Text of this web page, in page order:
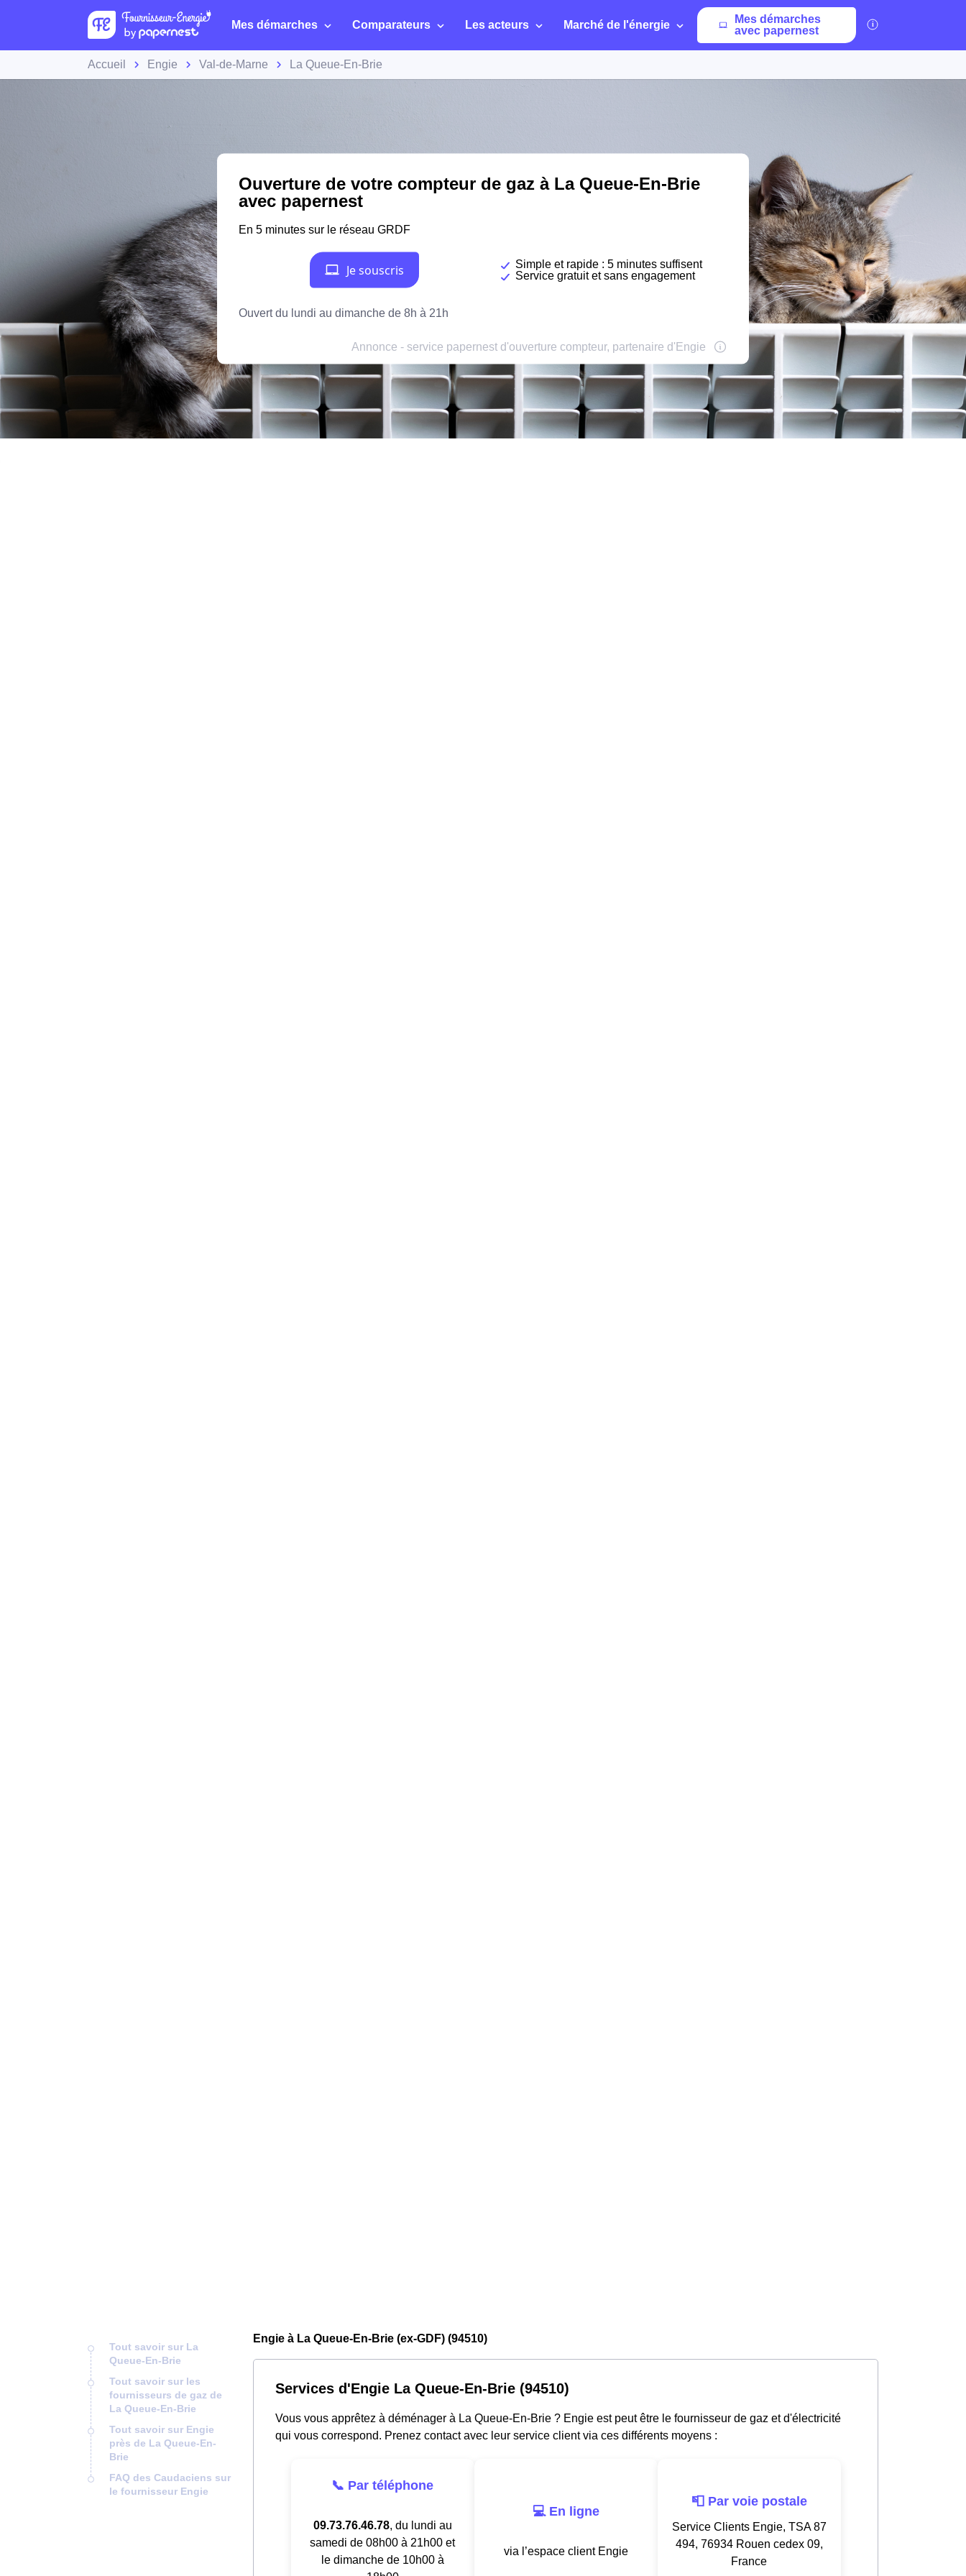
Mes démarches Comparateurs Les acteurs Marché de l'énergie
Mes démarches
avec papernest
Accueil Engie Val-de-Marne La Queue-En-Brie
Tout savoir sur La
Queue-En-Brie
Tout savoir sur les
fournisseurs de gaz de
La Queue-En-Brie
Tout savoir sur Engie
près de La Queue-En-
Brie
FAQ des Caudaciens sur
le fournisseur Engie
Engie à La Queue-En-Brie (ex-GDF) (94510)
Services d'Engie La Queue-En-Brie (94510)
Vous vous apprêtez à déménager à La Queue-En-Brie ? Engie est peut être le fournisseur de gaz et d'électricité
qui vous correspond. Prenez contact avec leur service client via ces différents moyens :
📞 Par téléphone
09.73.76.46.78, du lundi au
samedi de 08h00 à 21h00 et
le dimanche de 10h00 à
💻 En ligne
via l’espace client Engie
📮 Par voie postale
Service Clients Engie, TSA 87
494, 76934 Rouen cedex 09,
France